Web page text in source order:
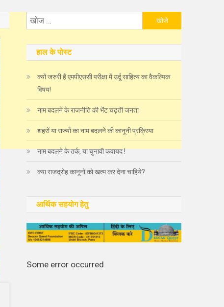
निम्न
हाल के पोस्ट
क्यों जरुरी हैं एमपीएससी परीक्षा में उर्दू साहित्य का वैकल्पिक
विषय!
नाम बदलने के राजनीति की भेंट चढ़ती जनता
शहरों या राज्यों का नाम बदलने की कानूनी प्रक्रिया
नाम बदलने के तर्क, या चुनावी कवायद !
क्या राजद्रोह कानूनों को खत्म कर देना चाहिये?
आर्थिक सहयोग हेतु
Some error occurred